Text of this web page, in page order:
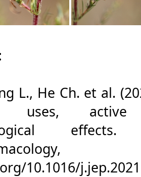
L., He Ch. et al.
uses,
10.1016/